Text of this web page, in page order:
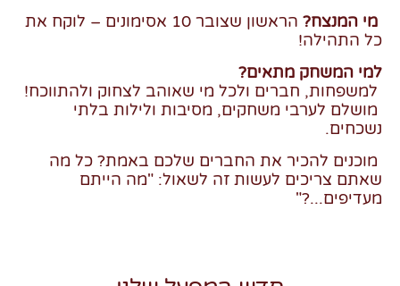
מי המנצח?
הראשון שצובר 10 אסימונים – לוקח את
כל התהילה!
למי המשחק מתאים?
למשפחות, חברים ולכל מי שאוהב לצחוק ולהתווכח!
מושלם לערבי משחקים, מסיבות ולילות בלתי
נשכחים.
מוכנים להכיר את החברים שלכם באמת? כל מה
שאתם צריכים לעשות זה לשאול: "מה הייתם
מעדיפים...?"